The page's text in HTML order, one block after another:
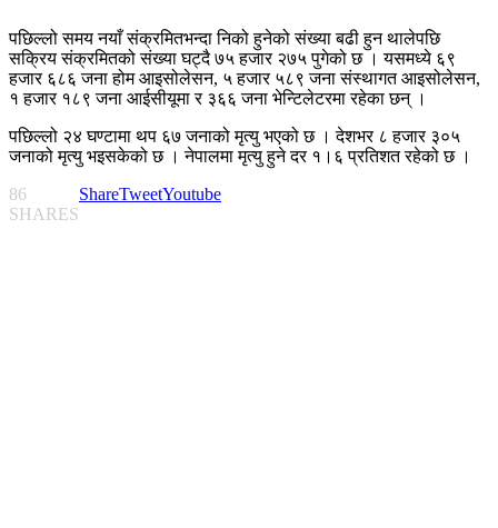
पछिल्लो समय नयाँ संक्रमितभन्दा निको हुनेको संख्या बढी हुन थालेपछि
सक्रिय संक्रमितको संख्या घट्दै ७५ हजार २७५ पुगेको छ । यसमध्ये ६९
हजार ६८६ जना होम आइसोलेसन, ५ हजार ५८९ जना संस्थागत आइसोलेसन,
१ हजार १८९ जना आईसीयूमा र ३६६ जना भेन्टिलेटरमा रहेका छन् ।
पछिल्लो २४ घण्टामा थप ६७ जनाको मृत्यु भएको छ । देशभर ८ हजार ३०५
जनाको मृत्यु भइसकेको छ । नेपालमा मृत्यु हुने दर १।६ प्रतिशत रहेको छ ।
86
SHARES
ShareTweetYoutube